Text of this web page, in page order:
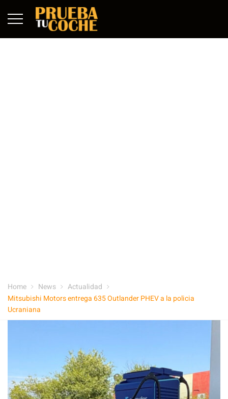
Home News
Actualidad
Mitsubishi Motors entrega 635 Outlander PHEV a la policia
Ucraniana